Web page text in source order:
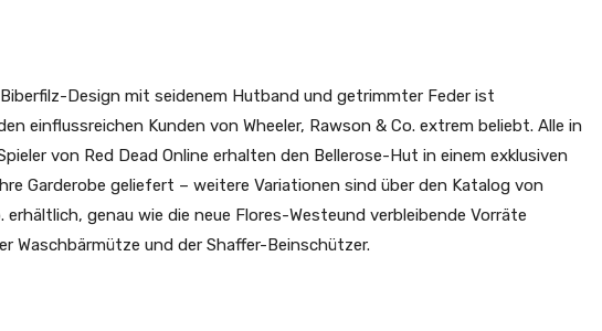
Design mit seidenem Hutband und getrimmter Feder ist
einflussreichen Kunden von Wheeler, Rawson & Co. extrem beliebt. Alle in
von Red Dead Online erhalten den Bellerose-Hut in einem exklusiven
Garderobe geliefert – weitere Variationen sind über den Katalog von
erhältlich, genau wie die neue Flores-Westeund verbleibende Vorräte
Waschbärmütze und der Shaffer-Beinschützer.